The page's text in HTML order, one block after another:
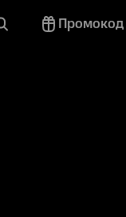
Промокод